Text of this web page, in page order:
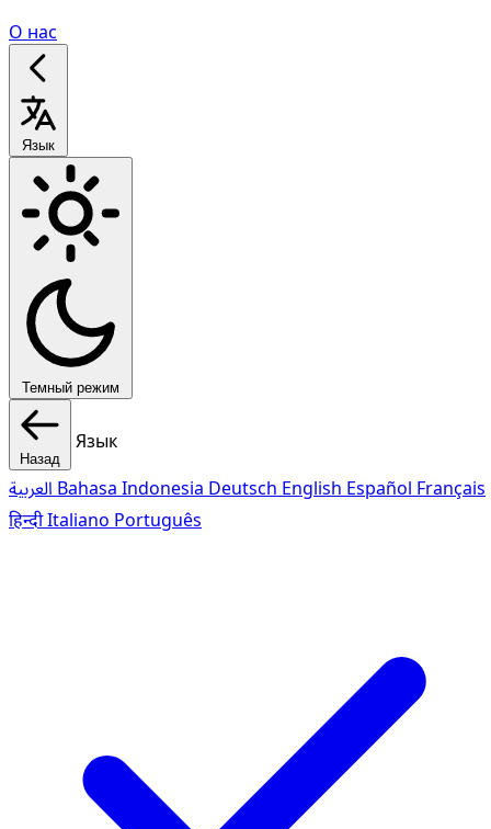
О нас
Язык
Темный режим
Назад
Язык
Bahasa Indonesia Deutsch English Español Français
हिन्दीItaliano Português